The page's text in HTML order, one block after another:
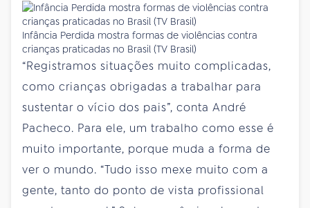
Infância Perdida mostra formas de violências contra
crianças praticadas no Brasil (TV Brasil)
“Registramos situações muito complicadas,
como crianças obrigadas a trabalhar para
sustentar o vício dos pais”, conta André
Pacheco. Para ele, um trabalho como esse é
muito importante, porque muda a forma de
ver o mundo. “Tudo isso mexe muito com a
gente, tanto do ponto de vista profissional